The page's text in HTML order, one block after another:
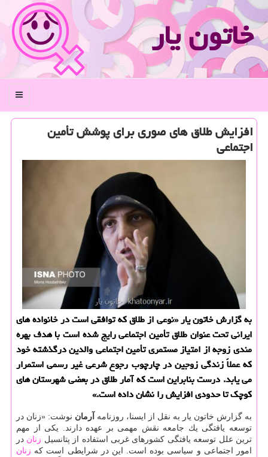
خاتون یار
منو
افزایش طلاق های صوری برای پوشش تأمین
اجتماعی
به گزارش خاتون یار «نوعی از طلاق كه توافقی است در خانواده های
ایرانی تحت عنوان طلاق تأمین اجتماعی رایج شده است با هدف بهره
مندی زوجه از امتیاز مستمری تأمین اجتماعی والدین درگذشته خود
كه عملاً زندگی زوجین در چارچوب رجوع شرعی غیر رسمی استمرار
می یابد. درست بنابراین است كه آمار طلاق در بعضی شهرستان های
كوچك تا حدودی افزایش را نشان داده است.»
به گزارش خاتون یار به نقل از ایسنا، روزنامه آرمان نوشت: «زنان در
توسعه یافتگی یك جامعه نقش مهمی بر عهده دارند. یكی از مهم
ترین علل توسعه یافتگی كشورهای غربی استفاده از پتانسیل زنان در
امور اجتماعی و سیاسی بوده است. این در شرایطی است كه زنان